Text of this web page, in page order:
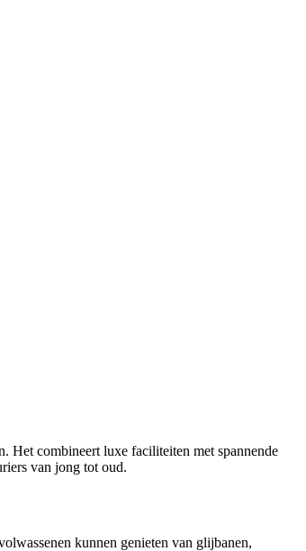
Het combineert luxe faciliteiten met spannende
van jong tot oud.
kunnen genieten van glijbanen,